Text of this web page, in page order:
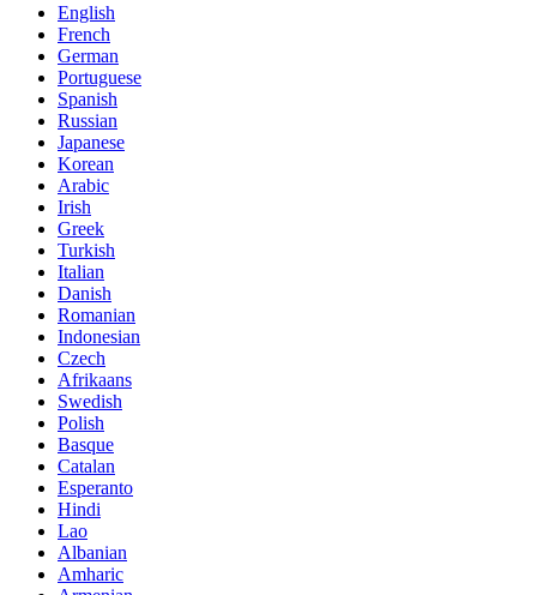
English
French
German
Portuguese
Spanish
Russian
Japanese
Korean
Arabic
Irish
Greek
Turkish
Italian
Danish
Romanian
Indonesian
Czech
Afrikaans
Swedish
Polish
Basque
Catalan
Esperanto
Hindi
Lao
Albanian
Amharic